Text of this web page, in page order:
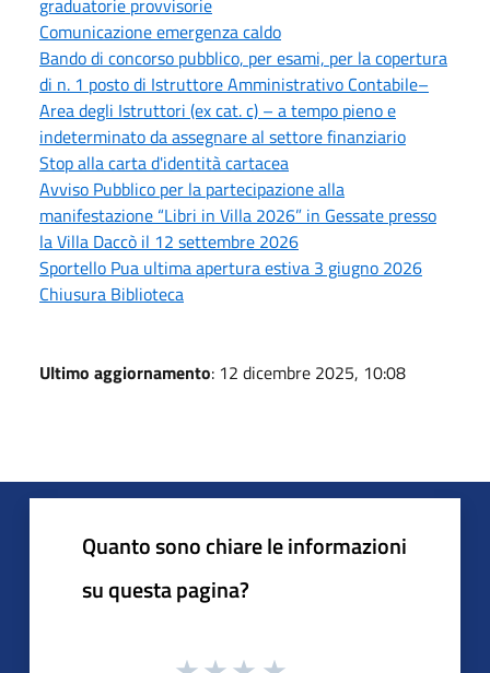
graduatorie provvisorie
Comunicazione emergenza caldo
Bando di concorso pubblico, per esami, per la copertura
di n. 1 posto di Istruttore Amministrativo Contabile–
Area degli Istruttori (ex cat. c) – a tempo pieno e
indeterminato da assegnare al settore finanziario
Stop alla carta d'identità cartacea
Avviso Pubblico per la partecipazione alla
manifestazione “Libri in Villa 2026” in Gessate presso
la Villa Daccò il 12 settembre 2026
Sportello Pua ultima apertura estiva 3 giugno 2026
Chiusura Biblioteca
Ultimo aggiornamento: 12 dicembre 2025, 10:08
Quanto sono chiare le informazioni
su questa pagina?